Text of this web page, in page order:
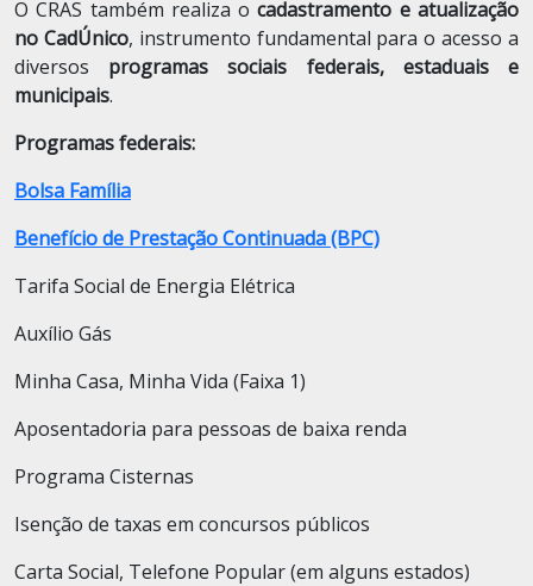
O CRAS também realiza ocadastramento e atualização
no CadÚnico, instrumento fundamental para o acesso a
diversos programas sociais federais, estaduais e
municipais.
Programas federais:
Bolsa Família
Benefício de Prestação Continuada (BPC)
Tarifa Social de Energia Elétrica
Auxílio Gás
Minha Casa, Minha Vida (Faixa 1)
Aposentadoria para pessoas de baixa renda
Programa Cisternas
Isenção de taxas em concursos públicos
Carta Social, Telefone Popular (em alguns estados)